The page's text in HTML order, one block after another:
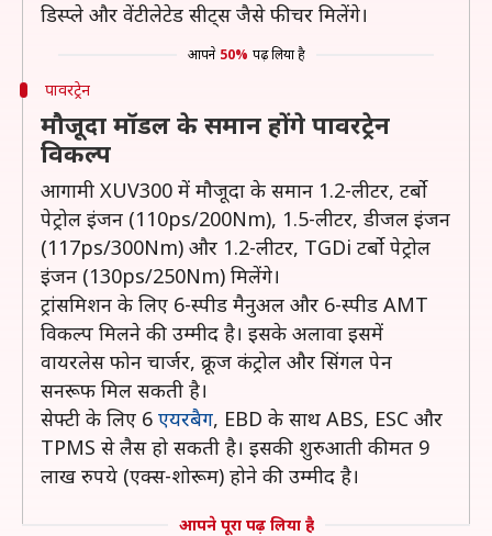
डिस्प्ले और वेंटीलेटेड सीट्स जैसे फीचर मिलेंगे।
आपने 50% पढ़ लिया है
पावरट्रेन
मौजूदा मॉडल के समान होंगे पावरट्रेन
विकल्प
आगामी XUV300 में मौजूदा के समान 1.2-लीटर, टर्बो
पेट्रोल इंजन (110ps/200Nm), 1.5-लीटर, डीजल इंजन
(117ps/300Nm) और 1.2-लीटर, TGDi टर्बो पेट्रोल
इंजन (130ps/250Nm) मिलेंगे।
ट्रांसमिशन के लिए 6-स्पीड मैनुअल और 6-स्पीड AMT
विकल्प मिलने की उम्मीद है। इसके अलावा इसमें
वायरलेस फोन चार्जर, क्रूज कंट्रोल और सिंगल पेन
सनरूफ मिल सकती है।
सेफ्टी के लिए 6 एयरबैग, EBD के साथ ABS, ESC और
TPMS से लैस हो सकती है। इसकी शुरुआती कीमत 9
लाख रुपये (एक्स-शोरूम) होने की उम्मीद है।
आपने पूरा पढ़ लिया है